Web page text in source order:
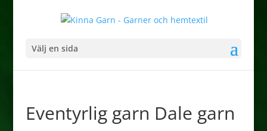
Välj en sida
Eventyrlig garn Dale garn